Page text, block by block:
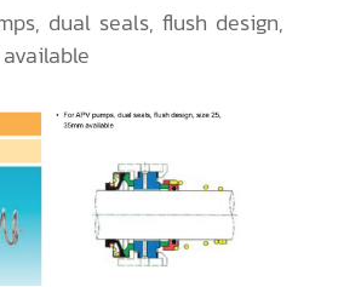
dual seals, flush design,